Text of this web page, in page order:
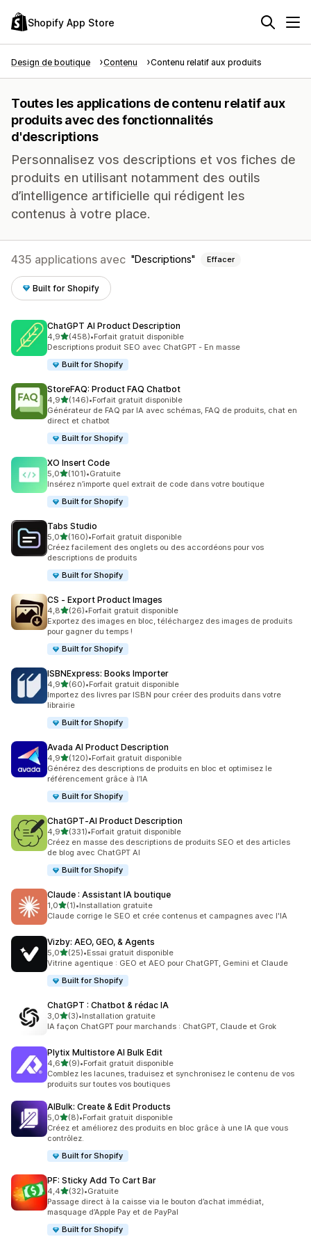
Shopify App Store
Design de boutique Contenu Contenu relatif aux produits
Toutes les applications de contenu relatif aux
produits avec des fonctionnalités
d'descriptions
Personnalisez vos descriptions et vos fiches de
produits en utilisant notamment des outils
d’intelligence artificielle qui rédigent les
contenus à votre place.
435 applications avec Descriptions Effacer
Built for Shopify
ChatGPT AI Product Description
4,9étoile(s) sur 5
(458)
458 avis au total
•Forfait gratuit disponible
Descriptions produit SEO avec ChatGPT - En masse
Built for Shopify
StoreFAQ: Product FAQ Chatbot
4,9étoile(s) sur 5
(146)
146 avis au total
•Forfait gratuit disponible
Générateur de FAQ par IA avec schémas, FAQ de produits, chat en
direct et chatbot
Built for Shopify
XO Insert Code
5,0étoile(s) sur 5
(101)
101 avis au total
•Gratuite
Insérez n’importe quel extrait de code dans votre boutique
Built for Shopify
Tabs Studio
5,0étoile(s) sur 5
(160)
160 avis au total
•Forfait gratuit disponible
Créez facilement des onglets ou des accordéons pour vos
descriptions de produits
Built for Shopify
CS ‑ Export Product Images
4,8étoile(s) sur 5
(26)
26 avis au total
•Forfait gratuit disponible
Exportez des images en bloc, téléchargez des images de produits
pour gagner du temps !
Built for Shopify
ISBNExpress: Books Importer
4,9étoile(s) sur 5
(60)
60 avis au total
•Forfait gratuit disponible
Importez des livres par ISBN pour créer des produits dans votre
librairie
Built for Shopify
Avada AI Product Description
4,9étoile(s) sur 5
(120)
120 avis au total
•Forfait gratuit disponible
Générez des descriptions de produits en bloc et optimisez le
référencement grâce à l’IA
Built for Shopify
ChatGPT‑AI Product Description
4,9étoile(s) sur 5
(331)
331 avis au total
•Forfait gratuit disponible
Créez en masse des descriptions de produits SEO et des articles
de blog avec ChatGPT AI
Built for Shopify
Claude : Assistant IA boutique
1,0étoile(s) sur 5
(1)
1 avis au total
•Installation gratuite
Claude corrige le SEO et crée contenus et campagnes avec l'IA
Vizby: AEO, GEO, & Agents
5,0étoile(s) sur 5
(25)
25 avis au total
•Essai gratuit disponible
Vitrine agentique : GEO et AEO pour ChatGPT, Gemini et Claude
Built for Shopify
ChatGPT : Chatbot & rédac IA
3,0étoile(s) sur 5
(3)
3 avis au total
•Installation gratuite
IA façon ChatGPT pour marchands : ChatGPT, Claude et Grok
Plytix Multistore AI Bulk Edit
4,6étoile(s) sur 5
(9)
9 avis au total
•Forfait gratuit disponible
Comblez les lacunes, traduisez et synchronisez le contenu de vos
produits sur toutes vos boutiques
AIBulk: Create & Edit Products
5,0étoile(s) sur 5
(8)
8 avis au total
•Forfait gratuit disponible
Créez et améliorez des produits en bloc grâce à une IA que vous
contrôlez.
Built for Shopify
PF: Sticky Add To Cart Bar
4,4étoile(s) sur 5
(32)
32 avis au total
•Gratuite
Passage direct à la caisse via le bouton d’achat immédiat,
masquage d’Apple Pay et de PayPal
Built for Shopify